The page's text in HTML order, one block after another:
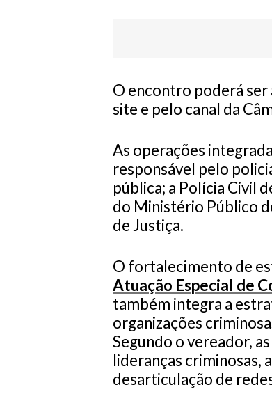
O encontro poderá
site e pelo canal da
As operações
responsável pelo
pública; a Polícia Civil
do Ministério Público
de Justiça.
O fortalecimento de
Atuação Especial de
também integra a
organizações
Segundo o vereador,
lideranças criminosas,
desarticulação de